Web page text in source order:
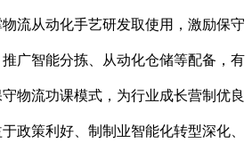
流从动化手艺研发取使用，激励保守
广智能分拣、从动化仓储等配备，有
物流功课模式，为行业成长营制优良
政策利好、制制业智能化转型深化、